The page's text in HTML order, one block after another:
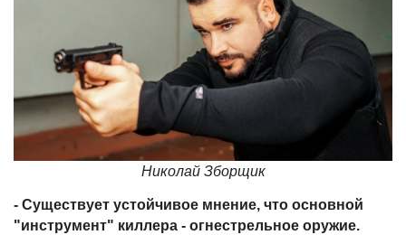
Николай Зборщик
- Существует устойчивое мнение, что основной
"инструмент" киллера - огнестрельное оружие.